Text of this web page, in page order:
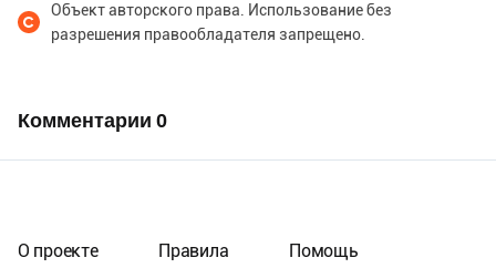
Объект авторского права. Использование без
разрешения правообладателя запрещено.
Комментарии 0
О проекте Правила Помощь